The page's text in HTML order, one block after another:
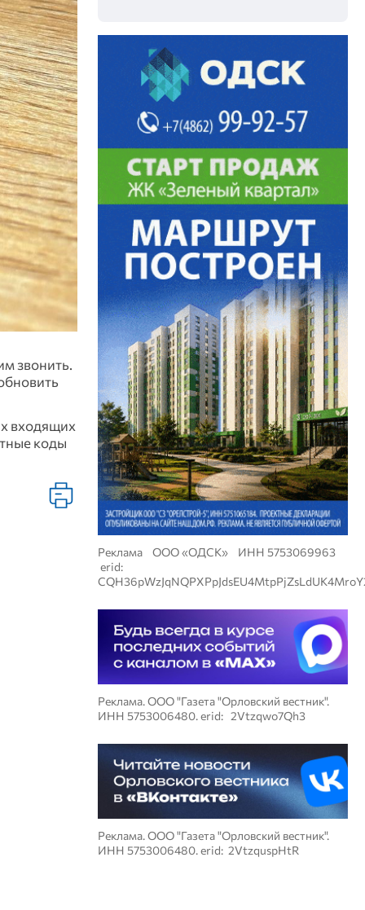
звонить.
входящих
коды
Реклама ООО «ОДСК» ИНН 5753069963
erid:
Реклама. ООО "Газета "Орловский вестник".
ИНН 5753006480. erid: 2Vtzqwo7Qh3
Реклама. ООО "Газета "Орловский вестник".
ИНН 5753006480. erid: 2VtzquspHtR